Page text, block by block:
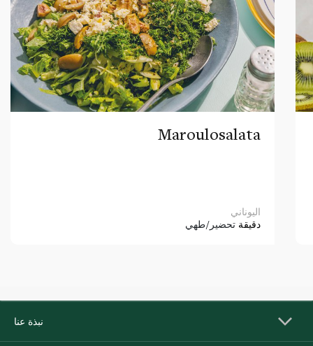
Maroulosalata
اليوناني
دقيقة تحضير/طهي
نبذة عنا